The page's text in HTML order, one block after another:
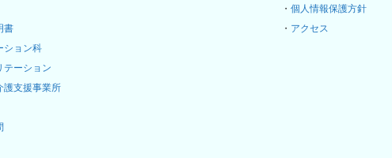
書
ション科
テーション
護支援事業所
・ 個人情報保護方針
・ アクセス